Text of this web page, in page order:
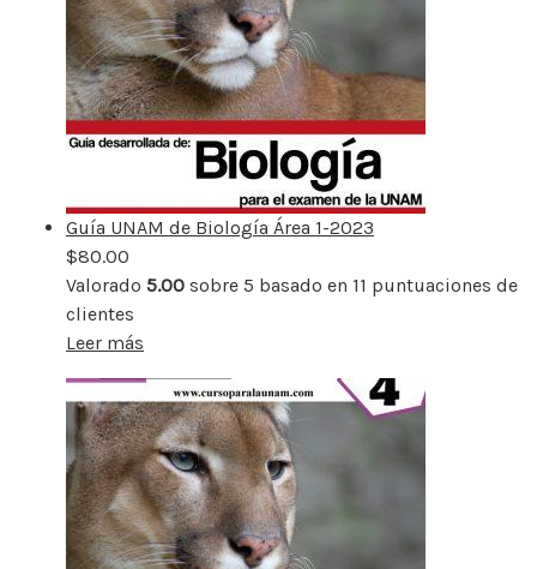
Guía UNAM de Biología Área 1-2023
$80.00
Valorado 5.00 sobre 5 basado en 11 puntuaciones de
clientes
Leer más